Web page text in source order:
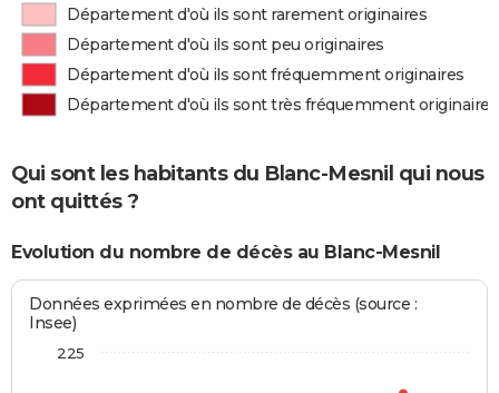
Département d'où ils sont rarement originaires
Département d'où ils sont peu originaires
Département d'où ils sont fréquemment originaires
Département d'où ils sont très fréquemment originaires
Qui sont les habitants du Blanc-Mesnil qui nous
ont quittés ?
Evolution du nombre de décès au Blanc-Mesnil
Données exprimées en nombre de décès (source :
Insee)
225